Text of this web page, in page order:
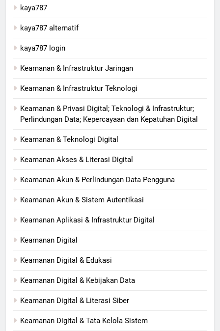
kaya787
kaya787 alternatif
kaya787 login
Keamanan & Infrastruktur Jaringan
Keamanan & Infrastruktur Teknologi
Keamanan & Privasi Digital; Teknologi & Infrastruktur;
Perlindungan Data; Kepercayaan dan Kepatuhan Digital
Keamanan & Teknologi Digital
Keamanan Akses & Literasi Digital
Keamanan Akun & Perlindungan Data Pengguna
Keamanan Akun & Sistem Autentikasi
Keamanan Aplikasi & Infrastruktur Digital
Keamanan Digital
Keamanan Digital & Edukasi
Keamanan Digital & Kebijakan Data
Keamanan Digital & Literasi Siber
Keamanan Digital & Tata Kelola Sistem